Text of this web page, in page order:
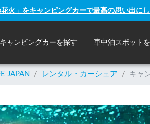
火」をキャンピングカーで最高の思い出に
キャンピングカーを探す 車中泊スポット
JAPAN / レンタル・カーシェア / キャ